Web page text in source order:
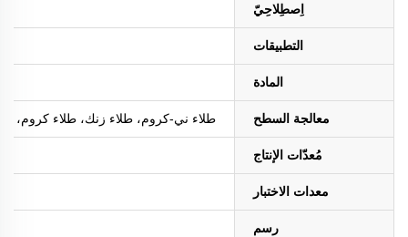
اِصطِلاحِيّ
التطبيقات
المادة
معالجة السطح طلاء ني-كروم، طلاء زنك، طلاء كروم، طلاء
مُعدّات الإنتاج
معدات الاختبار
رسم